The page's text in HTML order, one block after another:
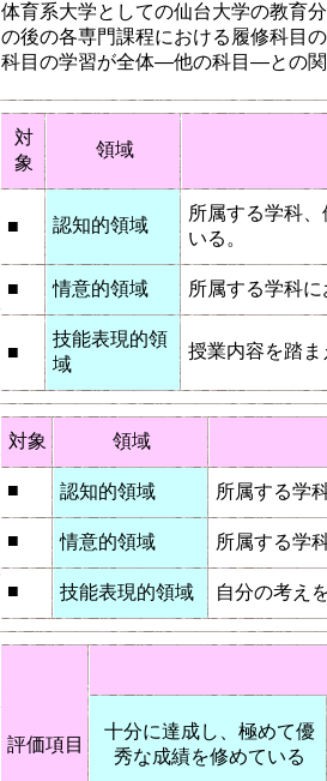
体育系大学としての仙台大学の教育
の後の各専門課程における履修科目
科目の学習が全体―他の科目―との関
対
象
領域
■ 認知的領域
所属する学科
いる。
■ 情意的領域 所属する学科
■
技能表現的領
域
授業内容を踏
対象 領域
■ 認知的領域 所属する学
■ 情意的領域 所属する学
■ 技能表現的領域 自分の考え
評価項目
十分に達成し、極めて優
秀な成績を修めている